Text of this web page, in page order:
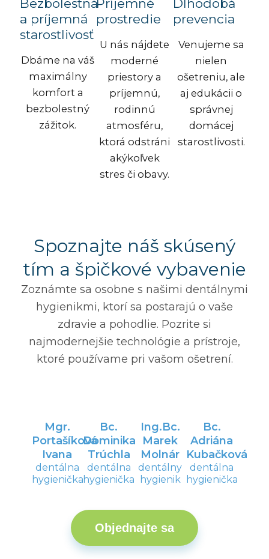
Bezbolestná
a príjemná
starostlivosť
Dbáme na váš
maximálny
komfort a
bezbolestný
zážitok.
Príjemné
prostredie
U nás nájdete
moderné
priestory a
príjemnú,
rodinnú
atmosféru,
ktorá odstráni
akýkoľvek
stres či obavy.
Dlhodobá
prevencia
Venujeme sa
nielen
ošetreniu, ale
aj edukácii o
správnej
domácej
starostlivosti.
Spoznajte náš skúsený
tím a špičkové vybavenie
Zoznámte sa osobne s našimi dentálnymi
hygienikmi, ktorí sa postarajú o vaše
zdravie a pohodlie. Pozrite si
najmodernejšie technológie a prístroje,
ktoré používame pri vašom ošetrení.
Mgr.
Portašíková
Ivana
dentálna
hygienička
Bc.
Dominika
Trúchla
dentálna
hygienička
Ing.Bc.
Marek
Molnár
dentálny
hygienik
Bc.
Adriána
Kubačková
dentálna
hygienička
Objednajte sa